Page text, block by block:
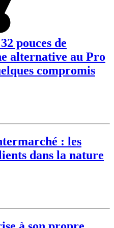
pouces de
alternative au Pro
compromis
: les
dans la nature